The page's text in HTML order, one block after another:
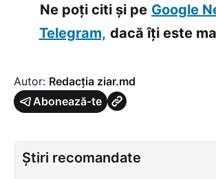
Ne poți citi și pe Google
Telegram, dacă îți este
Autor: Redacția ziar.md
Abonează-te
Știri recomandate